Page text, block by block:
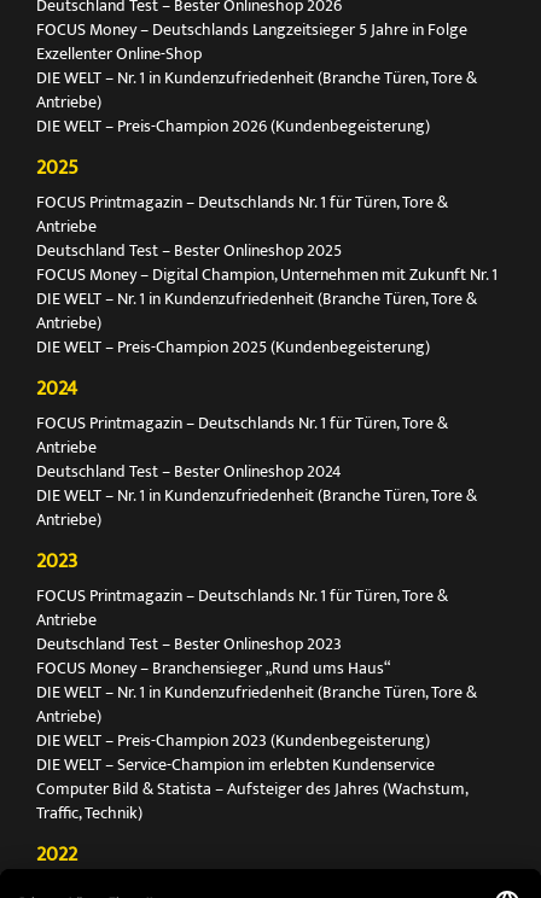
FOCUS Money – Deutschlands Langzeitsieger 5 Jahre in Folge
Exzellenter Online-Shop
DIE WELT – Nr. 1 in Kundenzufriedenheit (Branche Türen, Tore &
Antriebe)
DIE WELT – Preis-Champion 2026 (Kundenbegeisterung)
2025
FOCUS Printmagazin – Deutschlands Nr. 1 für Türen, Tore &
Antriebe
Deutschland Test – Bester Onlineshop 2025
FOCUS Money – Digital Champion, Unternehmen mit Zukunft Nr. 1
DIE WELT – Nr. 1 in Kundenzufriedenheit (Branche Türen, Tore &
Antriebe)
DIE WELT – Preis-Champion 2025 (Kundenbegeisterung)
2024
FOCUS Printmagazin – Deutschlands Nr. 1 für Türen, Tore &
Antriebe
Deutschland Test – Bester Onlineshop 2024
DIE WELT – Nr. 1 in Kundenzufriedenheit (Branche Türen, Tore &
Antriebe)
2023
FOCUS Printmagazin – Deutschlands Nr. 1 für Türen, Tore &
Antriebe
Deutschland Test – Bester Onlineshop 2023
FOCUS Money – Branchensieger „Rund ums Haus“
DIE WELT – Nr. 1 in Kundenzufriedenheit (Branche Türen, Tore &
Antriebe)
DIE WELT – Preis-Champion 2023 (Kundenbegeisterung)
DIE WELT – Service-Champion im erlebten Kundenservice
Computer Bild & Statista – Aufsteiger des Jahres (Wachstum,
Traffic, Technik)
2022